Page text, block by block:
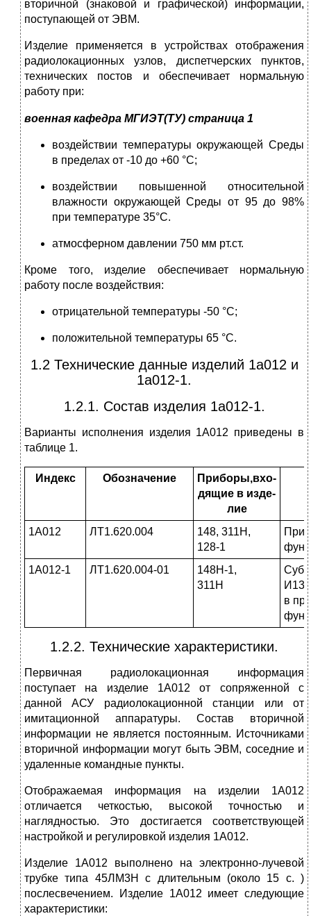
вторичной (знаковой и графической) информации,
поступающей от ЭВМ.
Изделие применяется в устройствах отображения
радиолокационных узлов, диспетчерских пунктов,
технических постов и обеспечивает нормальную
работу при:
военная кафедра МГИЭТ(ТУ) страница 1
воздействии температуры окружающей Среды
в пределах от -10 до +60 °С;
воздействии повышенной относительной
влажности окружающей Среды от 95 до 98%
при температуре 35°С.
атмосферном давлении 750 мм рт.ст.
Кроме того, изделие обеспечивает нормальную
работу после воздействия:
отрицательной температуры -50 °С;
положительной температуры 65 °С.
1.2 Технические данные изделий 1а012 и
1а012-1.
1.2.1. Состав изделия 1а012-1.
Варианты исполнения изделия 1А012 приведены в
таблице 1.
Индекс Обозначение
Приборы,вхо-
дящие в изде-
лие
1А012
ЛТ1.620.004
148, 311H,
128-1
1А012-1
ЛТ1.620.004-01
148H-1,
311H
в
1.2.2. Технические характеристики.
Первичная радиолокационная информация
поступает на изделие 1А012 от сопряженной с
данной АСУ радиолокационной станции или от
имитационной аппаратуры. Состав вторичной
информации не является постоянным. Источниками
вторичной информации могут быть ЭВМ, соседние и
удаленные командные пункты.
Отображаемая информация на изделии 1А012
отличается четкостью, высокой точностью и
наглядностью. Это достигается соответствующей
настройкой и регулировкой изделия 1А012.
Изделие 1А012 выполнено на электронно-лучевой
трубке типа 45ЛМ3Н с длительным (около 15 с. )
послесвечением. Изделие 1А012 имеет следующие
характеристики: